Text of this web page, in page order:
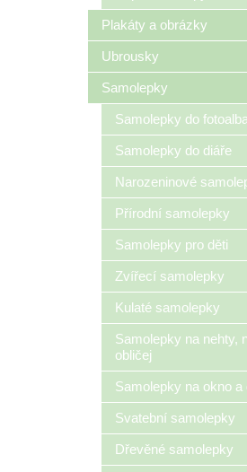
Plakáty a obrázky
Ubrousky
Samolepky
Samolepky do fotoalba
Samolepky do diáře
Narozeninové
Přírodní samolepky
Samolepky pro děti
Zvířecí samolepky
Kulaté samolepky
Samolepky na nehty,
obličej
Samolepky na okno a
Svatební samolepky
Dřevěné samolepky